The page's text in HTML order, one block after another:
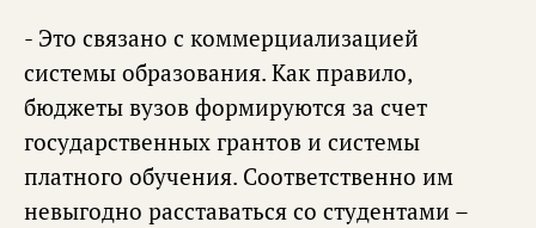
- Это связано с коммерциализацией
системы образования. Как правило,
бюджеты вузов формируются за счет
государственных грантов и системы
платного обучения. Соответственно им
невыгодно расставаться со студентами –